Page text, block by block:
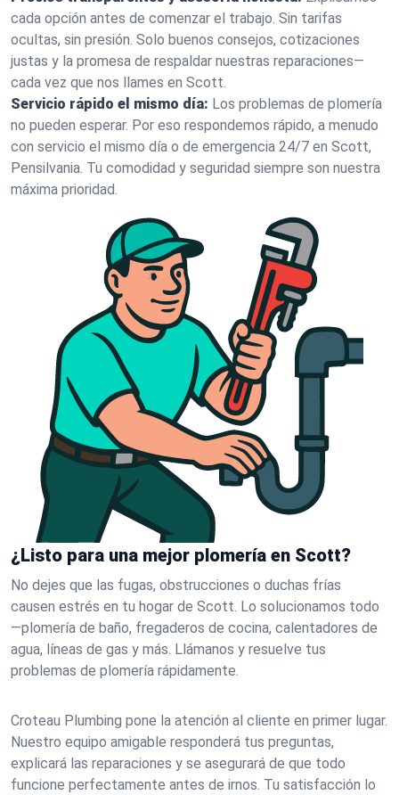
cada opción antes de comenzar el trabajo. Sin tarifas
ocultas, sin presión. Solo buenos consejos, cotizaciones
justas y la promesa de respaldar nuestras reparaciones—
cada vez que nos llames en Scott.
Servicio rápido el mismo día: Los problemas de plomería
no pueden esperar. Por eso respondemos rápido, a menudo
con servicio el mismo día o de emergencia 24/7 en Scott,
Pensilvania. Tu comodidad y seguridad siempre son nuestra
máxima prioridad.
¿Listo para una mejor plomería en Scott?
No dejes que las fugas, obstrucciones o duchas frías
causen estrés en tu hogar de Scott. Lo solucionamos todo
—plomería de baño, fregaderos de cocina, calentadores de
agua, líneas de gas y más. Llámanos y resuelve tus
problemas de plomería rápidamente.
Croteau Plumbing pone la atención al cliente en primer lugar.
Nuestro equipo amigable responderá tus preguntas,
explicará las reparaciones y se asegurará de que todo
funcione perfectamente antes de irnos. Tu satisfacción lo